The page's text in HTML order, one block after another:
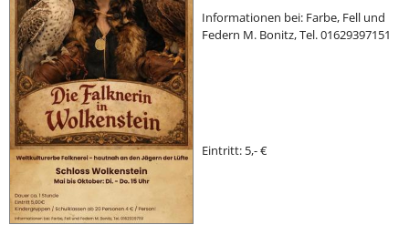
Informationen bei: Farbe, Fell und
Federn M. Bonitz, Tel. 01629397151
Eintritt: 5,- €